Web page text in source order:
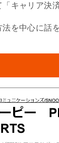
キャリア決
を中心に話